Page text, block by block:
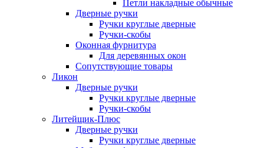
Петли накладные обычные
Дверные ручки
Ручки круглые дверные
Ручки-скобы
Оконная фурнитура
Для деревянных окон
Сопутствующие товары
Ликон
Дверные ручки
Ручки круглые дверные
Ручки-скобы
Литейщик-Плюс
Дверные ручки
Ручки круглые дверные